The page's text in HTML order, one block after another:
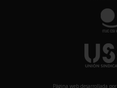
Página web desarrollada por